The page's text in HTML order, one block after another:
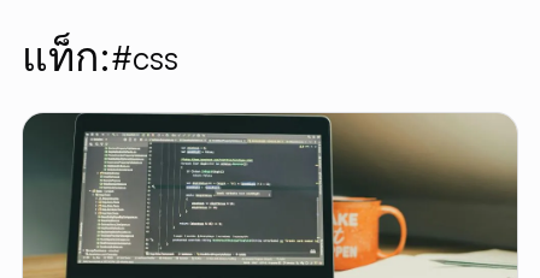
DEMO
PET
DEMO
แท็ก:#css